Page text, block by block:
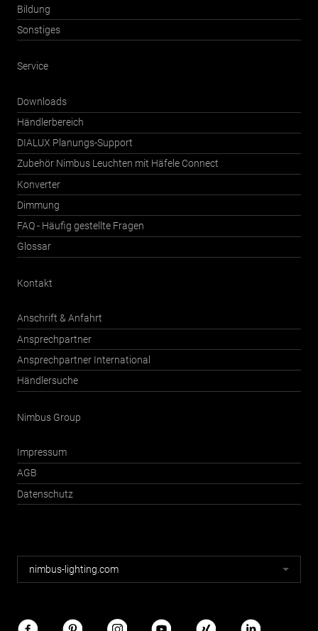
Bildung
Sonstiges
Service
Downloads
Händlerbereich
DIALUX Planungs-Support
Zubehör Nimbus Leuchten mit Häfele Connect
Konverter
Dimmung
FAQ - Häufig gestellte Fragen
Glossar
Kontakt
Anschrift & Anfahrt
Ansprechpartner
Ansprechpartner International
Händlersuche
Nimbus Group
Impressum
AGB
Datenschutz
Nimbus
Webseiten
nimbus-lighting.com
Nimbus